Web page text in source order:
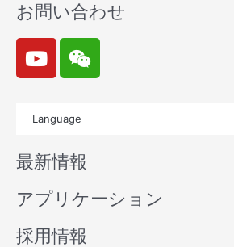
お問い合わせ
Y
o
u
b
e
W
e
i
n
Language
最新情報
アプリケーション
採用情報